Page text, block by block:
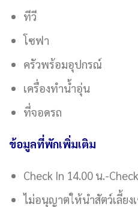
ทีวี
โซฟา
ครัวพร้อมอุปกรณ์
เครื่องทำน้ำอุ่น
ที่จอดรถ
ข้อมูลที่พักเพิ่มเติม
Check In 14.00 น.-
ไม่อนุญาตให้นำสัตว์เลี้ยง